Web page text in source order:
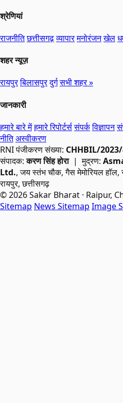
श्रेणियां
राजनीतिछत्तीसगढ़व्यापारमनोरंजनखेल
शहर न्यूज़
रायपुरबिलासपुरदुर्गसभी शहर »
जानकारी
हमारे बारे मेंहमारे रिपोर्टर्ससंपर्कविज्ञापन
नीतिअस्वीकरण
RNIपंजीकरण संख्या: CHHBIL/
संपादक:करण सिंह होरा| मुद्रण:
Ltd., जय स्तंभ चौक, गैस मेमोरियल
रायपुर, छत्तीसगढ़
© 2026 Sakar Bharat · Raipur,
Sitemap News Sitemap Image